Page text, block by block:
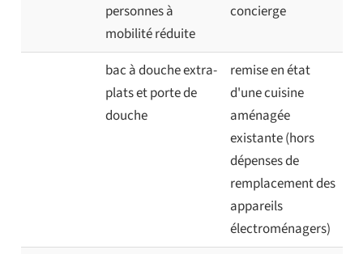
personnes à
mobilité réduite
concierge
bac à douche extra-
plats et porte de
douche
remise en état
d'une cuisine
aménagée
existante (hors
dépenses de
remplacement des
appareils
électroménagers)